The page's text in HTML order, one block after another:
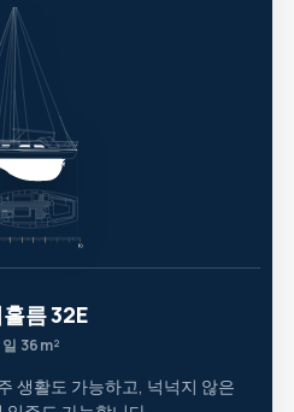
름 32E
36m²
생활도 가능하고, 넉넉지 않은